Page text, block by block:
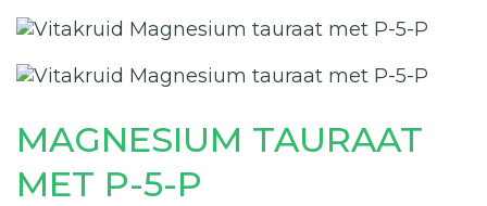
MAGNESIUM TAURAAT
MET P-5-P